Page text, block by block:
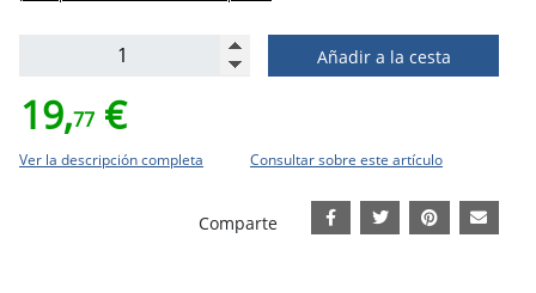
Añadir a la cesta
19,77 €
Ver la descripción completa Consultar sobre este artículo
Comparte